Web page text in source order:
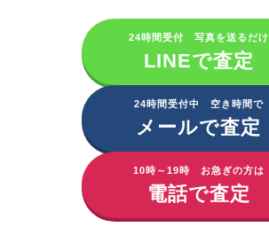
24時間受付 写真を送るだけ
LINEで査定
24時間受付中 空き時間で
メールで査定
10時～19時 お急ぎの方は
電話で査定